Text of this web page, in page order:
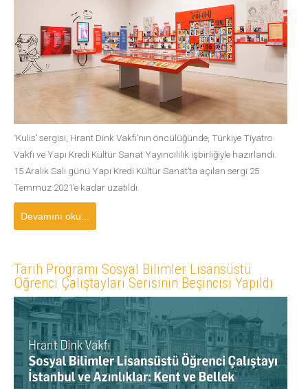
‘Kulis’ sergisi, Hrant Dink Vakfı’nın öncülüğünde, Türkiye Tiyatro
Vakfı ve Yapı Kredi Kültür Sanat Yayıncılılık işbirliğiyle hazırlandı.
15 Aralık Salı günü Yapı Kredi Kültür Sanat’ta açılan sergi 25
Temmuz 2021’e kadar uzatıldı.
Devamını oku...
Tarih Programı Sosyal Bilimler Lisansüstü
Öğrenci Çalıştayları Serisinin Beşincisi Yapıldı